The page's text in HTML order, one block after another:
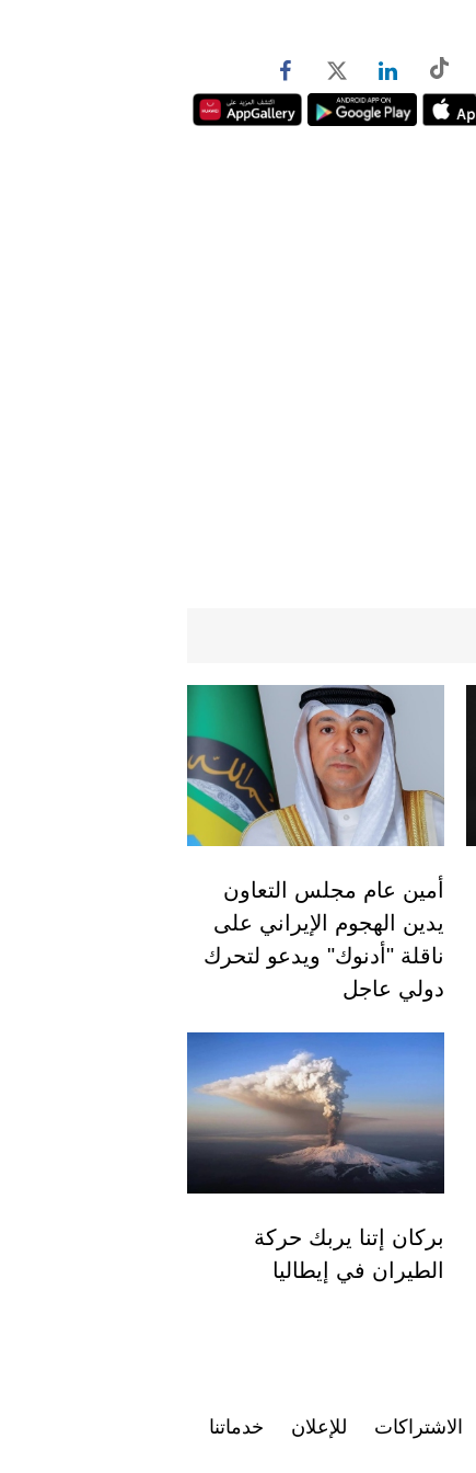
أمين عام مجلس التعاون
يدين الهجوم الإيراني على
ناقلة "أدنوك" ويدعو لتحرك
دولي عاجل
بركان إتنا يربك حركة
الطيران في إيطاليا
الاشتراكات للإعلان خدماتنا